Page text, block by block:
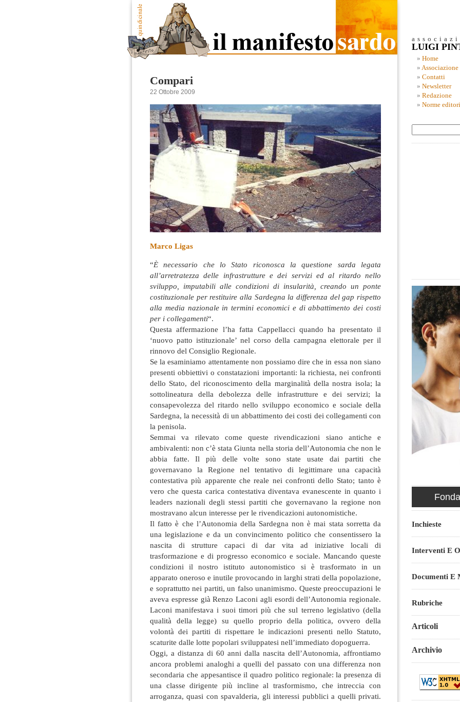
Compari
22 Ottobre 2009
Marco Ligas
“È necessario che lo Stato riconosca la questione sarda legata
all’arretratezza delle infrastrutture e dei servizi ed al ritardo nello
sviluppo, imputabili alle condizioni di insularità, creando un ponte
costituzionale per restituire alla Sardegna la differenza del gap rispetto
alla media nazionale in termini economici e di abbattimento dei costi
per i collegamenti“.
Questa affermazione l’ha fatta Cappellacci quando ha presentato il
‘nuovo patto istituzionale’ nel corso della campagna elettorale per il
rinnovo del Consiglio Regionale.
Se la esaminiamo attentamente non possiamo dire che in essa non siano
presenti obbiettivi o constatazioni importanti: la richiesta, nei confronti
dello Stato, del riconoscimento della marginalità della nostra isola; la
sottolineatura della debolezza delle infrastrutture e dei servizi; la
consapevolezza del ritardo nello sviluppo economico e sociale della
Sardegna, la necessità di un abbattimento dei costi dei collegamenti con
la penisola.
Semmai va rilevato come queste rivendicazioni siano antiche e
ambivalenti: non c’è stata Giunta nella storia dell’Autonomia che non le
abbia fatte. Il più delle volte sono state usate dai partiti che
governavano la Regione nel tentativo di legittimare una capacità
contestativa più apparente che reale nei confronti dello Stato; tanto è
vero che questa carica contestativa diventava evanescente in quanto i
leaders nazionali degli stessi partiti che governavano la regione non
mostravano alcun interesse per le rivendicazioni autonomistiche.
Il fatto è che l’Autonomia della Sardegna non è mai stata sorretta da
una legislazione e da un convincimento politico che consentissero la
nascita di strutture capaci di dar vita ad iniziative locali di
trasformazione e di progresso economico e sociale. Mancando queste
condizioni il nostro istituto autonomistico si è trasformato in un
apparato oneroso e inutile provocando in larghi strati della popolazione,
e soprattutto nei partiti, un falso unanimismo. Queste preoccupazioni le
aveva espresse già Renzo Laconi agli esordi dell’Autonomia regionale.
Laconi manifestava i suoi timori più che sul terreno legislativo (della
qualità della legge) su quello proprio della politica, ovvero della
volontà dei partiti di rispettare le indicazioni presenti nello Statuto,
scaturite dalle lotte popolari sviluppatesi nell’immediato dopoguerra.
Oggi, a distanza di 60 anni dalla nascita dell’Autonomia, affrontiamo
ancora problemi analoghi a quelli del passato con una differenza non
secondaria che appesantisce il quadro politico regionale: la presenza di
una classe dirigente più incline al trasformismo, che intreccia con
arroganza, quasi con spavalderia, gli interessi pubblici a quelli privati.
LUIGI
Home
Associazione
Contatti
Newsletter
Redazione
Norme
Inchieste
Interventi E
Documenti E
Rubriche
Articoli
Archivio